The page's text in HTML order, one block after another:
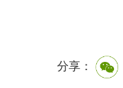
分享：